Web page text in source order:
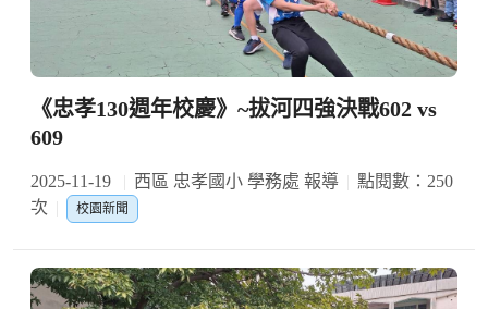
《忠孝130週年校慶》~拔河四強決戰602 vs
609
2025-11-19 西區 忠孝國小 學務處 報導
點閱數：250
次
校園新聞